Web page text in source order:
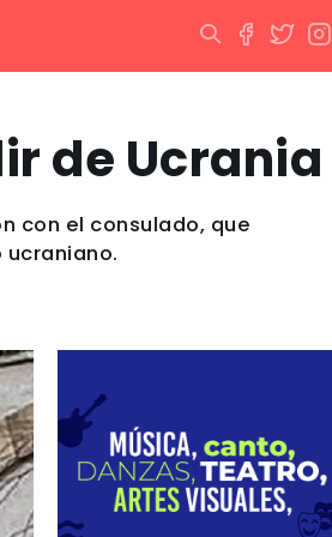
de Ucrania
con el consulado, que